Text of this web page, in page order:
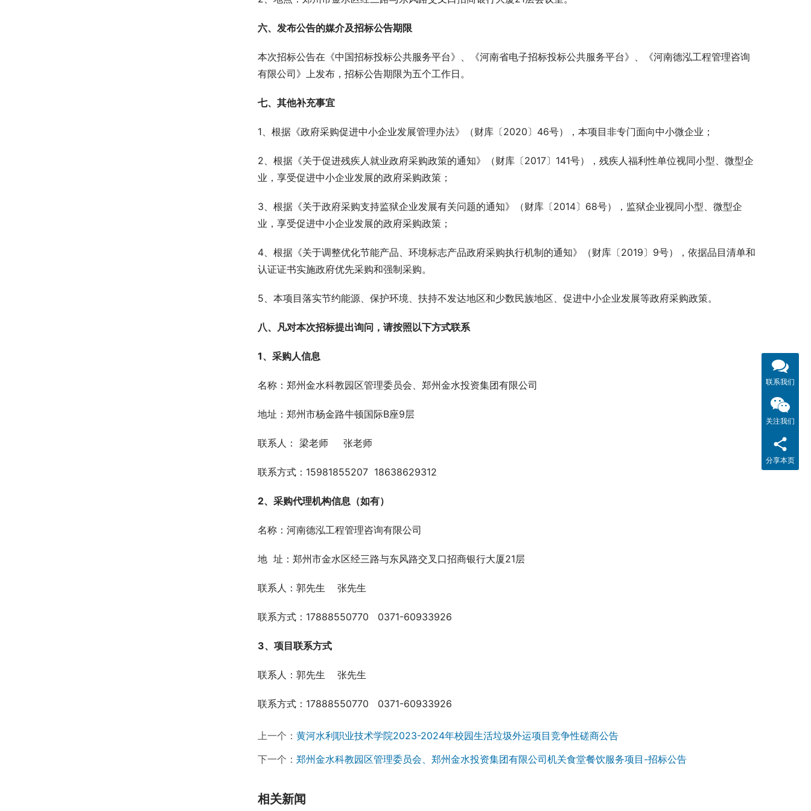
六、发布公告的媒介及招标公告期限
本次招标公告在《中国招标投标公共服务平台》、《河南省电子招标投标公共服务平台》、《河南德泓工程管理咨询
有限公司》上发布，招标公告期限为五个工作日。
七、其他补充事宜
1、根据《政府采购促进中小企业发展管理办法》（财库〔2020〕46号），本项目非专门面向中小微企业；
2、根据《关于促进残疾人就业政府采购政策的通知》（财库〔2017〕141号），残疾人福利性单位视同小型、微型企
业，享受促进中小企业发展的政府采购政策；
3、根据《关于政府采购支持监狱企业发展有关问题的通知》（财库〔2014〕68号），监狱企业视同小型、微型企
业，享受促进中小企业发展的政府采购政策；
4、根据《关于调整优化节能产品、环境标志产品政府采购执行机制的通知》（财库〔2019〕9号），依据品目清单和
认证证书实施政府优先采购和强制采购。
5、本项目落实节约能源、保护环境、扶持不发达地区和少数民族地区、促进中小企业发展等政府采购政策。
八、凡对本次招标提出询问，请按照以下方式联系
1、采购人信息
名称：郑州金水科教园区管理委员会、郑州金水投资集团有限公司
地址：郑州市杨金路牛顿国际B座9层
联系人： 梁老师     张老师
联系方式：15981855207  18638629312
2、采购代理机构信息（如有）
名称：河南德泓工程管理咨询有限公司
地  址：郑州市金水区经三路与东风路交叉口招商银行大厦21层
联系人：郭先生    张先生
联系方式：17888550770   0371-60933926
3、项目联系方式
联系人：郭先生    张先生
联系方式：17888550770   0371-60933926
上一个： 黄河水利职业技术学院2023-2024年校园生活垃圾外运项目竞争性磋商公告
下一个： 郑州金水科教园区管理委员会、郑州金水投资集团有限公司机关食堂餐饮服务项目-招标公告
相关新闻
联系我们
关注我们
分享本页